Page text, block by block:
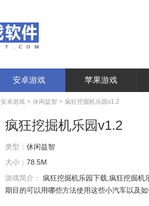
安卓游戏 苹果游戏
安卓游戏 > 休闲益智 > 疯狂挖掘机乐园v1.2
疯狂挖掘机乐园v1.2
类型： 休闲益智
大小： 78.5M
游戏简介：
疯狂挖掘机乐园下载,疯狂挖掘机
期目的可以用哪些方法使用这些小汽车以及